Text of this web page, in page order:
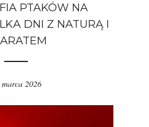
PTAKÓW NA
DNI Z NATURĄ I
marca 2026